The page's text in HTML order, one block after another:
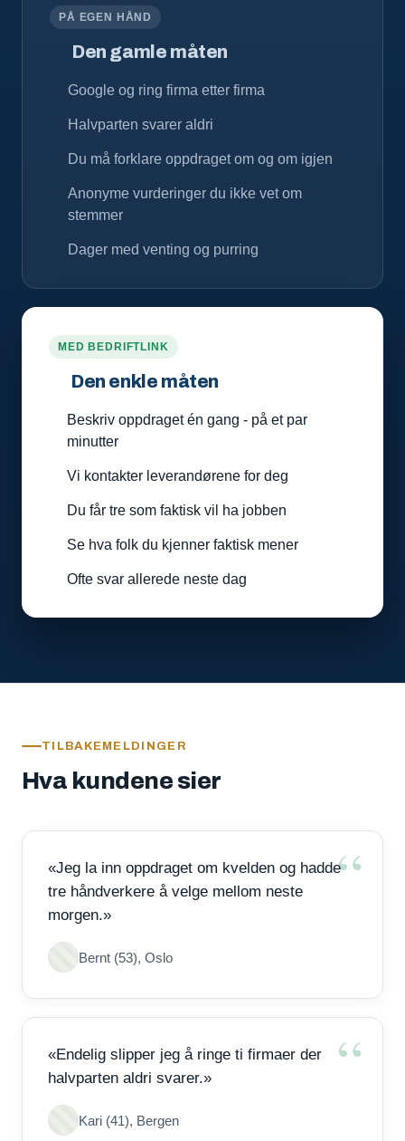
PÅ EGEN HÅND
Den gamle måten
Google og ring firma etter firma
Halvparten svarer aldri
Du må forklare oppdraget om og om igjen
Anonyme vurderinger du ikke vet om
stemmer
Dager med venting og purring
MED BEDRIFTLINK
Den enkle måten
Beskriv oppdraget én gang - på et par
minutter
Vi kontakter leverandørene for deg
Du får tre som faktisk vil ha jobben
Se hva folk du kjenner faktisk mener
Ofte svar allerede neste dag
TILBAKEMELDINGER
Hva kundene sier
«Jeg la inn oppdraget om kvelden og hadde
tre håndverkere å velge mellom neste
morgen.»
Bernt (53), Oslo
«Endelig slipper jeg å ringe ti firmaer der
halvparten aldri svarer.»
Kari (41), Bergen